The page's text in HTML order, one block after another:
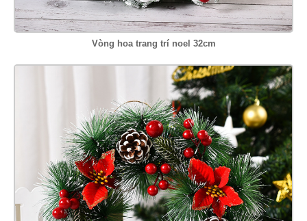
Vòng hoa trang trí noel 32cm